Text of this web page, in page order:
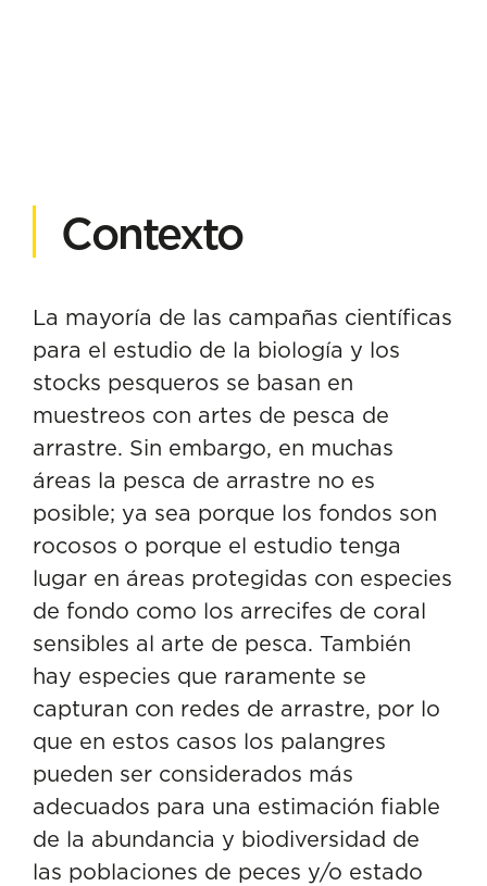
Contexto
La mayoría de las campañas científicas
para el estudio de la biología y los
stocks pesqueros se basan en
muestreos con artes de pesca de
arrastre. Sin embargo, en muchas
áreas la pesca de arrastre no es
posible; ya sea porque los fondos son
rocosos o porque el estudio tenga
lugar en áreas protegidas con especies
de fondo como los arrecifes de coral
sensibles al arte de pesca. También
hay especies que raramente se
capturan con redes de arrastre, por lo
que en estos casos los palangres
pueden ser considerados más
adecuados para una estimación fiable
de la abundancia y biodiversidad de
las poblaciones de peces y/o estado